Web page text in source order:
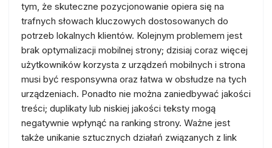
tym, że skuteczne pozycjonowanie opiera się na
trafnych słowach kluczowych dostosowanych do
potrzeb lokalnych klientów. Kolejnym problemem jest
brak optymalizacji mobilnej strony; dzisiaj coraz więcej
użytkowników korzysta z urządzeń mobilnych i strona
musi być responsywna oraz łatwa w obsłudze na tych
urządzeniach. Ponadto nie można zaniedbywać jakości
treści; duplikaty lub niskiej jakości teksty mogą
negatywnie wpłynąć na ranking strony. Ważne jest
także unikanie sztucznych działań związanych z link